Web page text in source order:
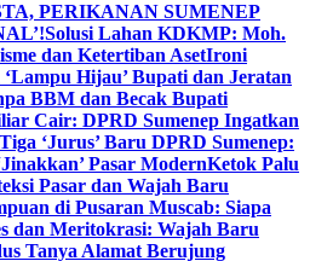
PERIKANAN SUMENEP
Solusi Lahan KDKMP: Moh.
dan Ketertiban AsetIroni
Hijau’ Bupati dan Jeratan
BBM dan Becak Bupati
Cair: DPRD Sumenep Ingatkan
Tiga ‘Jurus’ Baru DPRD Sumenep:
Pasar ModernKetok Palu
Pasar dan Wajah Baru
di Pusaran Muscab: Siapa
dan Meritokrasi: Wajah Baru
Tanya Alamat Berujung